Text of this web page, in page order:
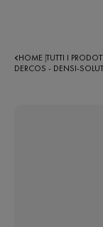
HOME TUTTI I
DERCOS - DENSI-